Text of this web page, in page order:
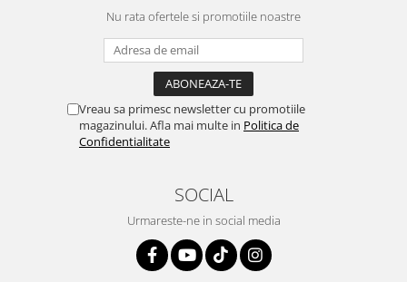
Nu rata ofertele si promotiile noastre
Vreau sa primesc newsletter cu promotiile
magazinului. Afla mai multe in Politica de
Confidentialitate
SOCIAL
Urmareste-ne in social media